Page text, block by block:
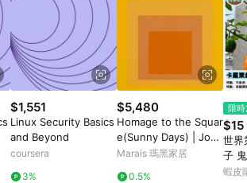
通知為主。 6. 訂單如有使用東森購物
(包含但不限於東森幣、樂透金、東森現金
格。詳細請依東森購物ETMall之結帳頁面
設有「單一商品最高回饋點數」機制(特
上限」)，以同一訂單中同一商品不論件數
間當下LINE購物所設定的回饋機制為準。
整合性平台，商品資料更新會有時間差，
色、價位、贈品與東森購物ETMall銷售網
示為準。 9. 若有贈點爭議，請務必於訂單
購物客服洽詢；若超過180天(含)以上進
饋。 10. 部分點數紅包僅限指定商品使
商品。各點數紅包之適用商品與使用條件
$1,551
Linux Security Basics
and Beyond
coursera
3%
$5,480
Homage to the Squar
e(Sunny Days) | Jose
f Albers - 楓木色鋁框-
Marais 瑪黑家居
0.5%
限
$15
世界
子
超辣
蝦皮